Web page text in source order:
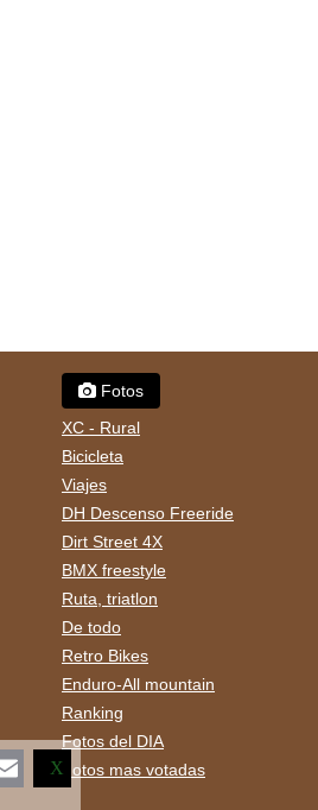
Fotos
XC - Rural
Bicicleta
Viajes
DH Descenso Freeride
Dirt Street 4X
BMX freestyle
Ruta, triatlon
De todo
Retro Bikes
Enduro-All mountain
Ranking
Fotos del DIA
Fotos mas votadas
Email
X